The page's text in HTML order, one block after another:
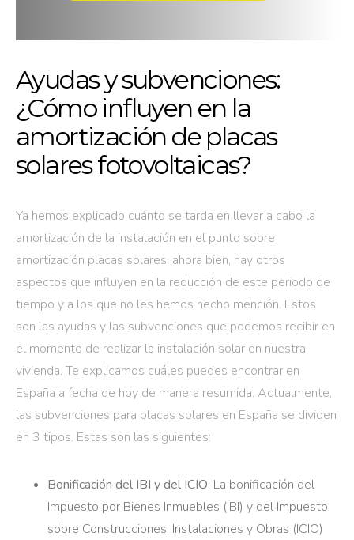
Ayudas y subvenciones:
¿Cómo influyen en la
amortización de placas
solares fotovoltaicas?
Ya hemos explicado cuánto se tarda en llevar a cabo la
amortización de la instalación en el punto sobre
amortización placas solares, ahora bien, hay otros
aspectos que influyen en la reducción de este periodo de
tiempo y a los que no les hemos hecho mención. Estos
son las ayudas y las subvenciones que podemos recibir en
el momento de realizar la instalación solar en nuestra
vivienda. Te explicamos cuáles puedes encontrar en
España a fecha de hoy de manera resumida. Actualmente,
las subvenciones para placas solares en España se dividen
en 3 tipos. Estas son las siguientes:
Bonificación del IBI y del ICIO: La bonificación del
Impuesto por Bienes Inmuebles (IBI) y del Impuesto
sobre Construcciones, Instalaciones y Obras (ICIO)